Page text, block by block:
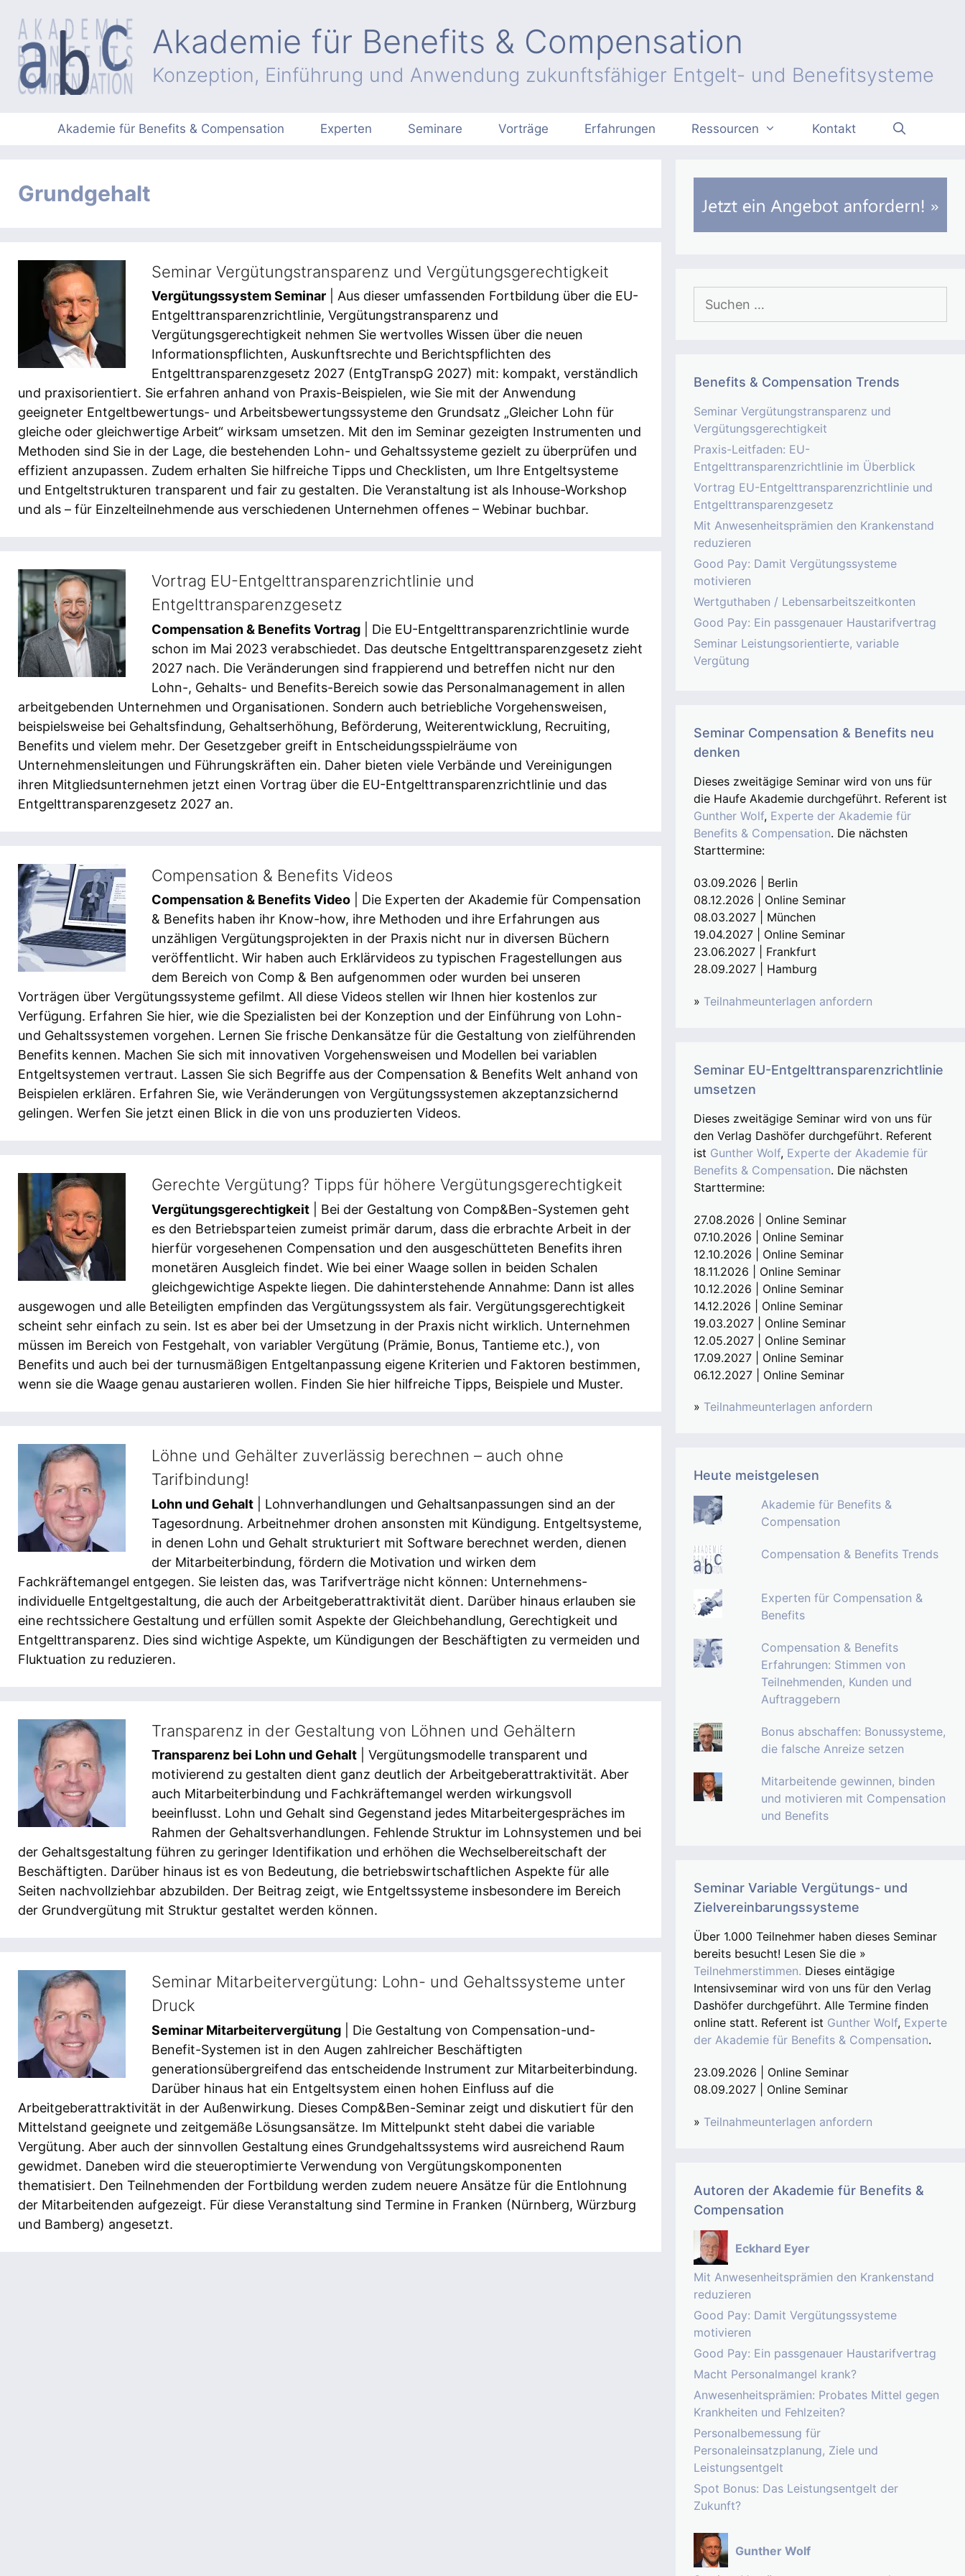
Inhalt
springen
Akademie für Benefits & Compensation
Konzeption, Einführung und Anwendung zukunftsfähiger Entgelt- und Benefitsysteme
Akademie für Benefits & Compensation Experten Seminare Vorträge Erfahrungen Ressourcen Kontakt
Grundgehalt
Seminar Vergütungstransparenz und Vergütungsgerechtigkeit
Vergütungssystem Seminar | Aus dieser umfassenden Fortbildung über die EU-
Entgelttransparenzrichtlinie, Vergütungstransparenz und
Vergütungsgerechtigkeit nehmen Sie wertvolles Wissen über die neuen
Informationspflichten, Auskunftsrechte und Berichtspflichten des
Entgelttransparenzgesetz 2027 (EntgTranspG 2027) mit: kompakt, verständlich
und praxisorientiert. Sie erfahren anhand von Praxis-Beispielen, wie Sie mit der Anwendung
geeigneter Entgeltbewertungs- und Arbeitsbewertungssysteme den Grundsatz „Gleicher Lohn für
gleiche oder gleichwertige Arbeit“ wirksam umsetzen. Mit den im Seminar gezeigten Instrumenten und
Methoden sind Sie in der Lage, die bestehenden Lohn- und Gehaltssysteme gezielt zu überprüfen und
effizient anzupassen. Zudem erhalten Sie hilfreiche Tipps und Checklisten, um Ihre Entgeltsysteme
und Entgeltstrukturen transparent und fair zu gestalten. Die Veranstaltung ist als Inhouse-Workshop
und als – für Einzelteilnehmende aus verschiedenen Unternehmen offenes – Webinar buchbar.
Vortrag EU-Entgelttransparenzrichtlinie und
Entgelttransparenzgesetz
Compensation & Benefits Vortrag | Die EU-Entgelttransparenzrichtlinie wurde
schon im Mai 2023 verabschiedet. Das deutsche Entgelttransparenzgesetz zieht
2027 nach. Die Veränderungen sind frappierend und betreffen nicht nur den
Lohn-, Gehalts- und Benefits-Bereich sowie das Personalmanagement in allen
arbeitgebenden Unternehmen und Organisationen. Sondern auch betriebliche Vorgehensweisen,
beispielsweise bei Gehaltsfindung, Gehaltserhöhung, Beförderung, Weiterentwicklung, Recruiting,
Benefits und vielem mehr. Der Gesetzgeber greift in Entscheidungsspielräume von
Unternehmensleitungen und Führungskräften ein. Daher bieten viele Verbände und Vereinigungen
ihren Mitgliedsunternehmen jetzt einen Vortrag über die EU-Entgelttransparenzrichtlinie und das
Entgelttransparenzgesetz 2027 an.
Compensation & Benefits Videos
Compensation & Benefits Video | Die Experten der Akademie für Compensation
& Benefits haben ihr Know-how, ihre Methoden und ihre Erfahrungen aus
unzähligen Vergütungsprojekten in der Praxis nicht nur in diversen Büchern
veröffentlicht. Wir haben auch Erklärvideos zu typischen Fragestellungen aus
dem Bereich von Comp & Ben aufgenommen oder wurden bei unseren
Vorträgen über Vergütungssysteme gefilmt. All diese Videos stellen wir Ihnen hier kostenlos zur
Verfügung. Erfahren Sie hier, wie die Spezialisten bei der Konzeption und der Einführung von Lohn-
und Gehaltssystemen vorgehen. Lernen Sie frische Denkansätze für die Gestaltung von zielführenden
Benefits kennen. Machen Sie sich mit innovativen Vorgehensweisen und Modellen bei variablen
Entgeltsystemen vertraut. Lassen Sie sich Begriffe aus der Compensation & Benefits Welt anhand von
Beispielen erklären. Erfahren Sie, wie Veränderungen von Vergütungssystemen akzeptanzsichernd
gelingen. Werfen Sie jetzt einen Blick in die von uns produzierten Videos.
Gerechte Vergütung? Tipps für höhere Vergütungsgerechtigkeit
Vergütungsgerechtigkeit | Bei der Gestaltung von Comp&Ben-Systemen geht
es den Betriebsparteien zumeist primär darum, dass die erbrachte Arbeit in der
hierfür vorgesehenen Compensation und den ausgeschütteten Benefits ihren
monetären Ausgleich findet. Wie bei einer Waage sollen in beiden Schalen
gleichgewichtige Aspekte liegen. Die dahinterstehende Annahme: Dann ist alles
ausgewogen und alle Beteiligten empfinden das Vergütungssystem als fair. Vergütungsgerechtigkeit
scheint sehr einfach zu sein. Ist es aber bei der Umsetzung in der Praxis nicht wirklich. Unternehmen
müssen im Bereich von Festgehalt, von variabler Vergütung (Prämie, Bonus, Tantieme etc.), von
Benefits und auch bei der turnusmäßigen Entgeltanpassung eigene Kriterien und Faktoren bestimmen,
wenn sie die Waage genau austarieren wollen. Finden Sie hier hilfreiche Tipps, Beispiele und Muster.
Löhne und Gehälter zuverlässig berechnen – auch ohne
Tarifbindung!
Lohn und Gehalt | Lohnverhandlungen und Gehaltsanpassungen sind an der
Tagesordnung. Arbeitnehmer drohen ansonsten mit Kündigung. Entgeltsysteme,
in denen Lohn und Gehalt strukturiert mit Software berechnet werden, dienen
der Mitarbeiterbindung, fördern die Motivation und wirken dem
Fachkräftemangel entgegen. Sie leisten das, was Tarifverträge nicht können: Unternehmens-
individuelle Entgeltgestaltung, die auch der Arbeitgeberattraktivität dient. Darüber hinaus erlauben sie
eine rechtssichere Gestaltung und erfüllen somit Aspekte der Gleichbehandlung, Gerechtigkeit und
Entgelttransparenz. Dies sind wichtige Aspekte, um Kündigungen der Beschäftigten zu vermeiden und
Fluktuation zu reduzieren.
Transparenz in der Gestaltung von Löhnen und Gehältern
Transparenz bei Lohn und Gehalt | Vergütungsmodelle transparent und
motivierend zu gestalten dient ganz deutlich der Arbeitgeberattraktivität. Aber
auch Mitarbeiterbindung und Fachkräftemangel werden wirkungsvoll
beeinflusst. Lohn und Gehalt sind Gegenstand jedes Mitarbeitergespräches im
Rahmen der Gehaltsverhandlungen. Fehlende Struktur im Lohnsystemen und bei
der Gehaltsgestaltung führen zu geringer Identifikation und erhöhen die Wechselbereitschaft der
Beschäftigten. Darüber hinaus ist es von Bedeutung, die betriebswirtschaftlichen Aspekte für alle
Seiten nachvollziehbar abzubilden. Der Beitrag zeigt, wie Entgeltssysteme insbesondere im Bereich
der Grundvergütung mit Struktur gestaltet werden können.
Seminar Mitarbeitervergütung: Lohn- und Gehaltssysteme unter
Druck
Seminar Mitarbeitervergütung | Die Gestaltung von Compensation-und-
Benefit-Systemen ist in den Augen zahlreicher Beschäftigten
generationsübergreifend das entscheidende Instrument zur Mitarbeiterbindung.
Darüber hinaus hat ein Entgeltsystem einen hohen Einfluss auf die
Arbeitgeberattraktivität in der Außenwirkung. Dieses Comp&Ben-Seminar zeigt und diskutiert für den
Mittelstand geeignete und zeitgemäße Lösungsansätze. Im Mittelpunkt steht dabei die variable
Vergütung. Aber auch der sinnvollen Gestaltung eines Grundgehaltssystems wird ausreichend Raum
gewidmet. Daneben wird die steueroptimierte Verwendung von Vergütungskomponenten
thematisiert. Den Teilnehmenden der Fortbildung werden zudem neuere Ansätze für die Entlohnung
der Mitarbeitenden aufgezeigt. Für diese Veranstaltung sind Termine in Franken (Nürnberg, Würzburg
und Bamberg) angesetzt.
nach:
Benefits & Compensation Trends
Seminar Vergütungstransparenz und
Vergütungsgerechtigkeit
Praxis-Leitfaden: EU-
Entgelttransparenzrichtlinie im Überblick
Vortrag EU-Entgelttransparenzrichtlinie und
Entgelttransparenzgesetz
Mit Anwesenheitsprämien den Krankenstand
reduzieren
Good Pay: Damit Vergütungssysteme
motivieren
Wertguthaben / Lebensarbeitszeitkonten
Good Pay: Ein passgenauer Haustarifvertrag
Seminar Leistungsorientierte, variable
Vergütung
Seminar Compensation & Benefits neu
denken
Dieses zweitägige Seminar wird von uns für
die Haufe Akademie durchgeführt. Referent ist
Gunther Wolf, Experte der Akademie für
Benefits & Compensation. Die nächsten
Starttermine:
03.09.2026 | Berlin
08.12.2026 | Online Seminar
08.03.2027 | München
19.04.2027 | Online Seminar
23.06.2027 | Frankfurt
28.09.2027 | Hamburg
» Teilnahmeunterlagen anfordern
Seminar EU-Entgelttransparenzrichtlinie
umsetzen
Dieses zweitägige Seminar wird von uns für
den Verlag Dashöfer durchgeführt. Referent
ist Gunther Wolf, Experte der Akademie für
Benefits & Compensation. Die nächsten
Starttermine:
27.08.2026 | Online Seminar
07.10.2026 | Online Seminar
12.10.2026 | Online Seminar
18.11.2026 | Online Seminar
10.12.2026 | Online Seminar
14.12.2026 | Online Seminar
19.03.2027 | Online Seminar
12.05.2027 | Online Seminar
17.09.2027 | Online Seminar
06.12.2027 | Online Seminar
» Teilnahmeunterlagen anfordern
Heute meistgelesen
Akademie für Benefits &
Compensation
Compensation & Benefits Trends
Experten für Compensation &
Benefits
Compensation & Benefits
Erfahrungen: Stimmen von
Teilnehmenden, Kunden und
Auftraggebern
Bonus abschaffen: Bonussysteme,
die falsche Anreize setzen
Mitarbeitende gewinnen, binden
und motivieren mit Compensation
und Benefits
Seminar Variable Vergütungs- und
Zielvereinbarungssysteme
Über 1.000 Teilnehmer haben dieses Seminar
bereits besucht! Lesen Sie die »
Teilnehmerstimmen. Dieses eintägige
Intensivseminar wird von uns für den Verlag
Dashöfer durchgeführt. Alle Termine finden
online statt. Referent ist Gunther Wolf, Experte
der Akademie für Benefits & Compensation.
23.09.2026 | Online Seminar
08.09.2027 | Online Seminar
» Teilnahmeunterlagen anfordern
Autoren der Akademie für Benefits &
Compensation
Eckhard Eyer
Mit Anwesenheitsprämien den Krankenstand
reduzieren
Good Pay: Damit Vergütungssysteme
motivieren
Good Pay: Ein passgenauer Haustarifvertrag
Macht Personalmangel krank?
Anwesenheitsprämien: Probates Mittel gegen
Krankheiten und Fehlzeiten?
Personalbemessung für
Personaleinsatzplanung, Ziele und
Leistungsentgelt
Spot Bonus: Das Leistungsentgelt der
Zukunft?
Gunther Wolf